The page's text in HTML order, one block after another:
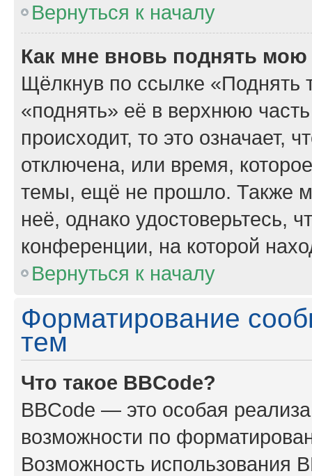
Вернуться к началу
Как мне вновь поднять мою
Щёлкнув по ссылке «Поднять
«поднять» её в верхнюю
происходит, то это означает,
отключена, или время,
темы, ещё не прошло. Также
неё, однако удостоверьтесь,
конференции, на которой
Вернуться к началу
Форматирование
тем
Что такое BBCode?
BBCode — это особая
возможности по
Возможность использования